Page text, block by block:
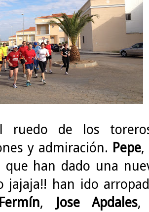
ruedo de los
y admiración. Pepe,
que han dado una
jajaja!! han ido
Fermín, Jose Apdales